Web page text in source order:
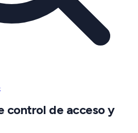
control de acceso y